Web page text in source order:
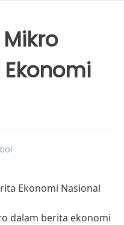
Ekonomi Nasional
dalam berita ekonomi